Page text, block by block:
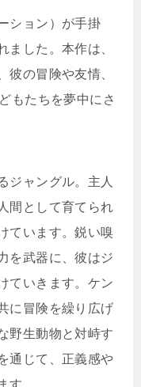
ション）が手掛
ました。本作は、
彼の冒険や友情、
もたちを夢中にさ
ジャングル。主人
間として育てられ
ています。鋭い嗅
を武器に、彼はジ
ていきます。ケン
に冒険を繰り広げ
野生動物と対峙す
通じて、正義感や
す。